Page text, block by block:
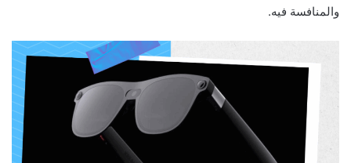
والمنافسة فيه.